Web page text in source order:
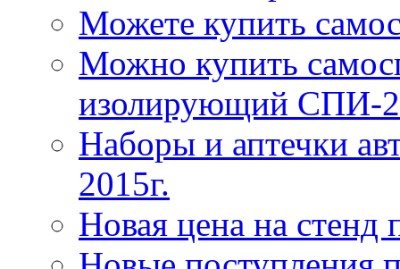
Можете купить
Можно купить
изолирующий СПИ-
Наборы и аптечки
2015г.
Новая цена на